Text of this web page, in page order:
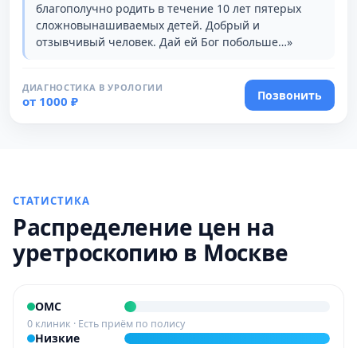
благополучно родить в течение 10 лет пятерых
сложновынашиваемых детей. Добрый и
отзывчивый человек. Дай ей Бог побольше…»
ДИАГНОСТИКА В УРОЛОГИИ
от 1000 ₽ Позвонить
СТАТИСТИКА
Распределение цен на
уретроскопию в Москве
ОМС
0 клиник · Есть приём по полису
Низкие